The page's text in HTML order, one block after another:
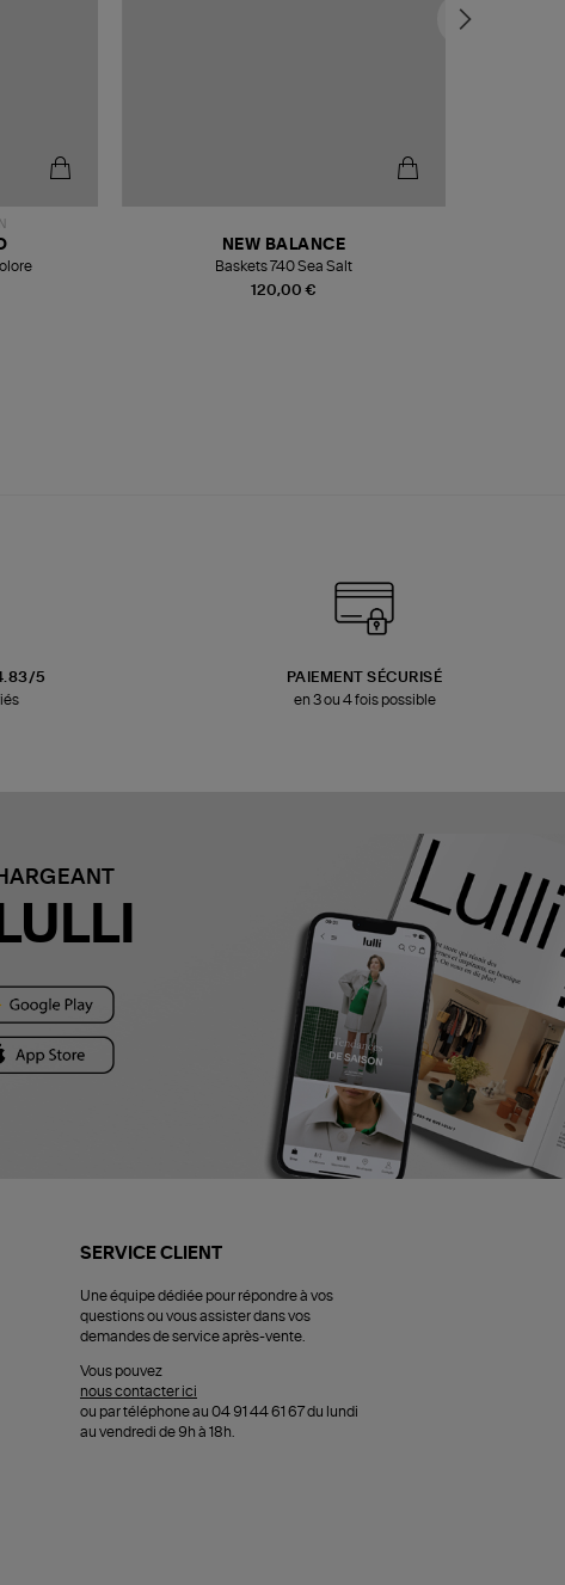
120,00 €
NEW BALANCE
Baskets 740 Sea Salt
5
PAIEMENT SÉCURISÉ
en 3 ou 4 fois possible
SERVICE CLIENT
Une équipe dédiée pour répondre à vos
questions ou vous assister dans vos
demandes de service après-vente.
Vous pouvez
nous contacter ici
ou par téléphone au 04 91 44 61 67 du lundi
au vendredi de 9h à 18h.